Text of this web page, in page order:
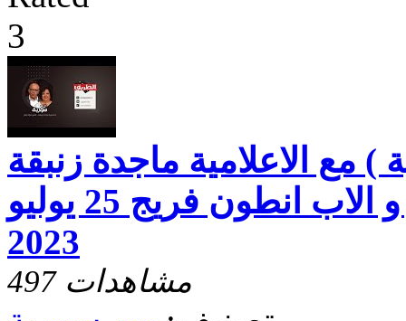
مع الاعلامية ماجدة زنبقة
والقس د. فؤاد رشو و الاب انطون فريج 25 يوليو
2023
497 مشاهدات